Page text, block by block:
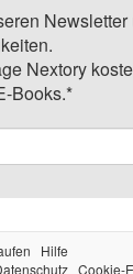
Nextory
Books.*
Hilfe
Cookie-